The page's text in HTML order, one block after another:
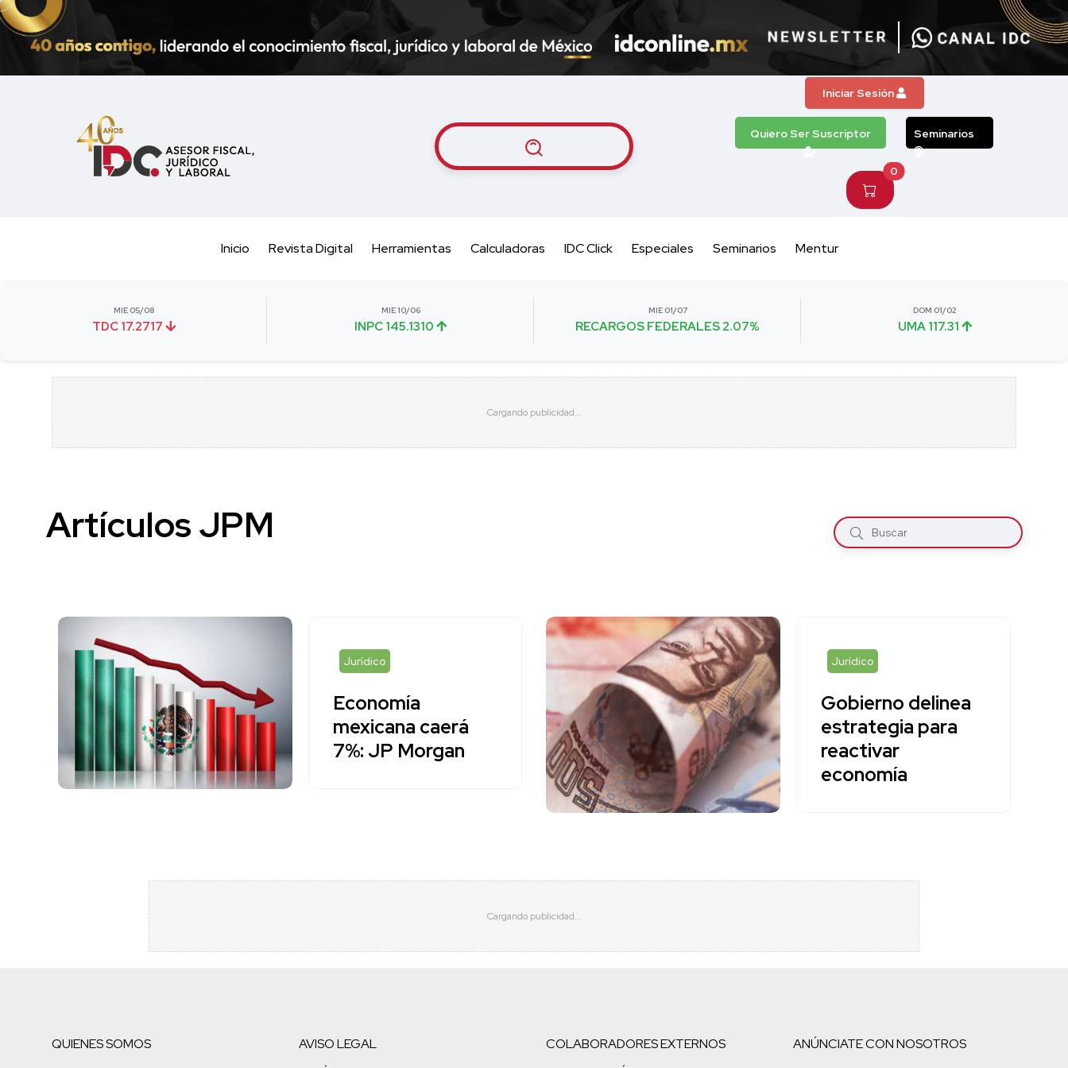
Iniciar Sesión
Quiero Ser Suscriptor Seminarios
0
Inicio Revista Digital Herramientas Calculadoras IDC Click Especiales Seminarios Mentur
MIE 05/08
TDC 17.2717
MIE 10/06
INPC 145.1310
MIE 01/07
RECARGOS FEDERALES 2.07%
DOM 01/02
UMA 117.31
Artículos JPM
Jurídico
Economía
mexicana caerá
7%: JP Morgan
Jurídico
Gobierno delinea
estrategia para
reactivar
economía
QUIENES SOMOS
AVISO LEGAL
COLABORADORES EXTERNOS
ANÚNCIATE CON NOSOTROS